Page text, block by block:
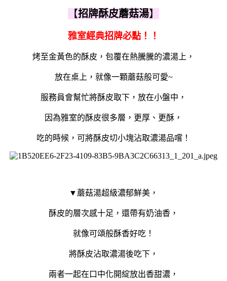
【招牌酥皮蘑菇湯】
雅室經典招牌必點！！
烤至金黃色的酥皮，包覆在熱騰騰的濃湯上，
放在桌上，就像一顆蘑菇般可愛~
服務員會幫忙將酥皮取下，放在小盤中，
因為雅室的酥皮很多層，更厚、更酥，
吃的時候，可將酥皮切小塊沾取濃湯品嚐！
▼蘑菇湯超級濃郁鮮美，
酥皮的層次感十足，還帶有奶油香，
就像可頌般酥香好吃！
將酥皮沾取濃湯後吃下，
兩者一起在口中化開綻放出香甜濃，